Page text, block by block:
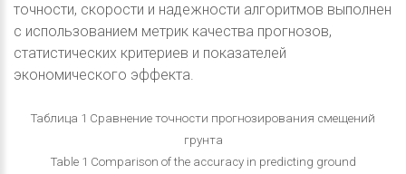
точности, скорости и надежности алгоритмов выполнен
с использованием метрик качества прогнозов,
статистических критериев и показателей
экономического эффекта.
Таблица 1 Сравнение точности прогнозирования смещений
грунта
Table 1 Comparison of the accuracy in predicting ground